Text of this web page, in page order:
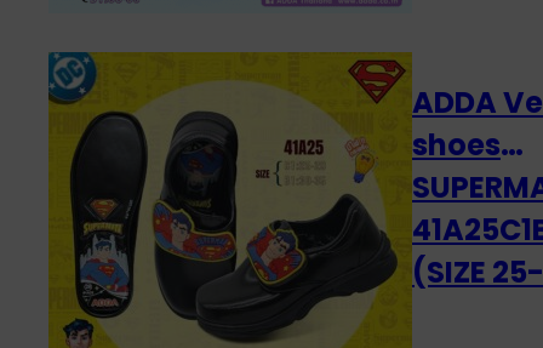
ADDA
shoes
(SIZE